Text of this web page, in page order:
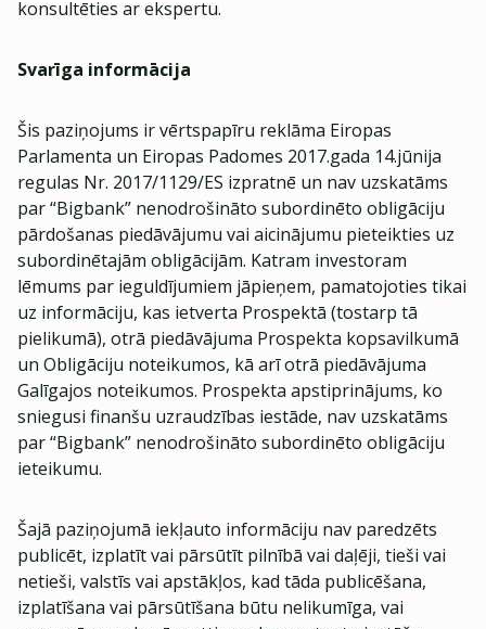
konsultēties ar ekspertu.
Svarīga informācija
Šis paziņojums ir vērtspapīru reklāma Eiropas
Parlamenta un Eiropas Padomes 2017.gada 14.jūnija
regulas Nr. 2017/1129/ES izpratnē un nav uzskatāms
par “Bigbank” nenodrošināto subordinēto obligāciju
pārdošanas piedāvājumu vai aicinājumu pieteikties uz
subordinētajām obligācijām. Katram investoram
lēmums par ieguldījumiem jāpieņem, pamatojoties tikai
uz informāciju, kas ietverta Prospektā (tostarp tā
pielikumā), otrā piedāvājuma Prospekta kopsavilkumā
un Obligāciju noteikumos, kā arī otrā piedāvājuma
Galīgajos noteikumos. Prospekta apstiprinājums, ko
sniegusi finanšu uzraudzības iestāde, nav uzskatāms
par “Bigbank” nenodrošināto subordinēto obligāciju
ieteikumu.
Šajā paziņojumā iekļauto informāciju nav paredzēts
publicēt, izplatīt vai pārsūtīt pilnībā vai daļēji, tieši vai
netieši, valstīs vai apstākļos, kad tāda publicēšana,
izplatīšana vai pārsūtīšana būtu nelikumīga, vai